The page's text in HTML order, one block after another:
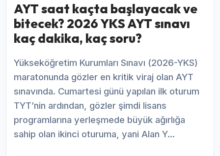
AYT saat kaçta başlayacak ve
bitecek? 2026 YKS AYT sınavı
kaç dakika, kaç soru?
Yükseköğretim Kurumları Sınavı (2026-YKS)
maratonunda gözler en kritik viraj olan AYT
sınavında. Cumartesi günü yapılan ilk oturum
TYT’nin ardından, gözler şimdi lisans
programlarına yerleşmede büyük ağırlığa
sahip olan ikinci oturuma, yani Alan Y...